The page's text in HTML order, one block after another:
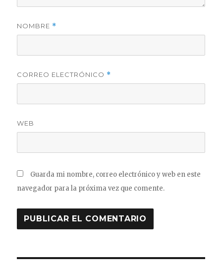
NOMBRE *
CORREO ELECTRÓNICO *
WEB
Guarda mi nombre, correo electrónico y web en este
navegador para la próxima vez que comente.